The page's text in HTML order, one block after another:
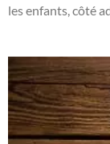
les enfants, côté